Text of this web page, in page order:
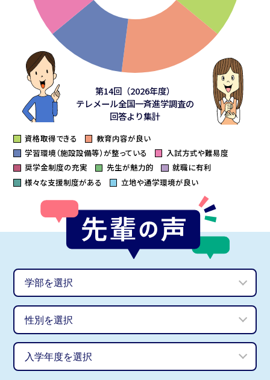
資格取得できる
教育内容が良い
学習環境（施設設備等）が整っている
入試方式や難易度
奨学金制度の充実
先生が魅力的
就職に有利
様々な支援制度がある
立地や通学環境が良い
第14回（2026年度）
テレメール全国一斉進学調査の
回答より集計